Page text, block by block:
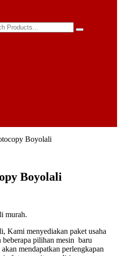
Boyolali
Boyolali
murah.
Kami menyediakan paket usaha
pilihan mesin baru
mendapatkan perlengkapan